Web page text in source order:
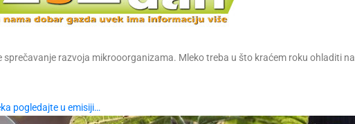
sprečavanje razvoja mikrooorganizama. Mleko treba u što kraćem roku ohladiti na
pogledajte u emisiji…